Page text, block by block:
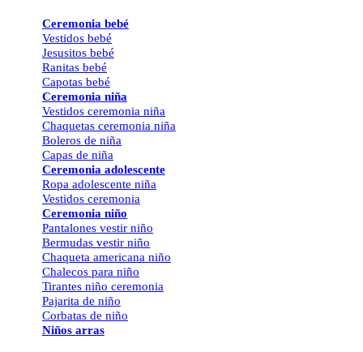
Ceremonia bebé
Vestidos bebé
Jesusitos bebé
Ranitas bebé
Capotas bebé
Ceremonia niña
Vestidos ceremonia niña
Chaquetas ceremonia niña
Boleros de niña
Capas de niña
Ceremonia adolescente
Ropa adolescente niña
Vestidos ceremonia
Ceremonia niño
Pantalones vestir niño
Bermudas vestir niño
Chaqueta americana niño
Chalecos para niño
Tirantes niño ceremonia
Pajarita de niño
Corbatas de niño
Niños arras